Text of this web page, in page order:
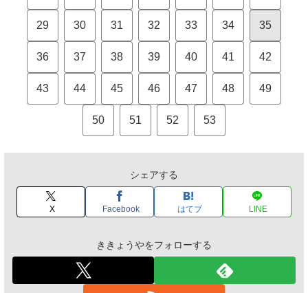
29 30 31 32 33 34 35
36 37 38 39 40 41 42
43 44 45 46 47 48 49
50 51 52 53
シェアする
X Facebook はてブ LINE
ききょうやをフォローする